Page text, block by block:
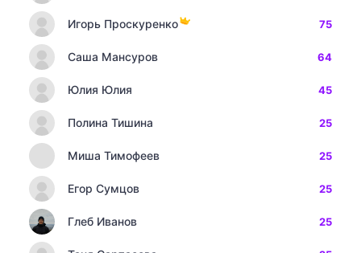
Игорь Проскуренко 75
Саша Мансуров 64
Юлия Юлия 45
Полина Тишина 25
Миша Тимофеев 25
Егор Сумцов 25
Глеб Иванов 25